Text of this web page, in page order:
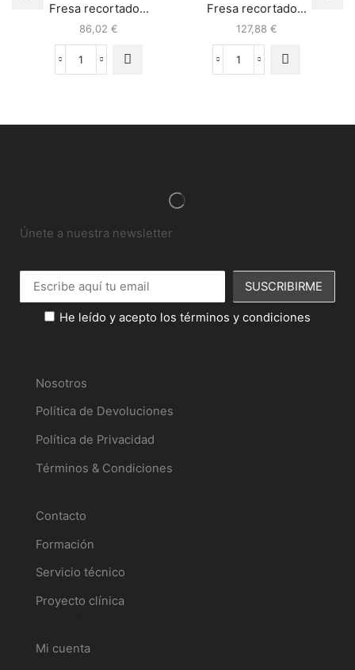
Fresa recortado...
86,02 €
Fresa recortado...
127,88 €
Únete a nuestra newsletter
He leído y acepto los términos y condiciones
Nosotros
Política de Devoluciones
Política de Privacidad
Términos & Condiciones
Contacto
Formación
Servicio técnico
Proyecto clínica
Mi cuenta